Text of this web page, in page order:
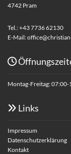
4742 Pram
Tel.:+43 7736 62130
E-Mail:

Montag-Freitag:
 Links
Impressum
Datenschutzerklärung
Kontakt